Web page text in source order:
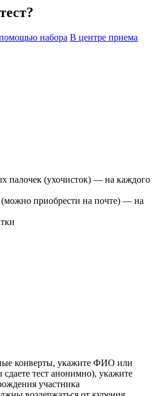
набора В центре приема
палочек (ухочисток) — на каждого
приобрести на почте) — на
конверты, укажите ФИО или
тест анонимно), укажите
участника